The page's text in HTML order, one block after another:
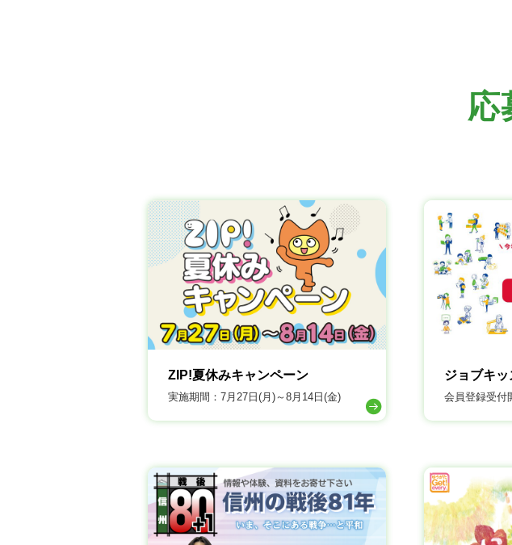
応
ZIP!夏休みキャンペーン
実施期間：7月27日(月)～8月14日(金)
ジョブキ
会員登録受付